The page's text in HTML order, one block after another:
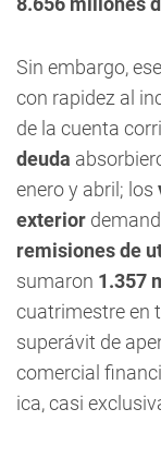
Sin embargo,
con rapidez al
de la cuenta
deuda
enero y abril; los
exterior
remisiones de
sumaron 1.357
cuatrimestre en
superávit de
comercial
ica, casi